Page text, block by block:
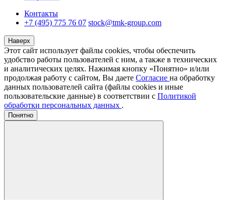
Контакты
+7 (495) 775 76 07 stock@tmk-group.com
Наверх
Этот сайт использует файлы cookies, чтобы обеспечить
удобство работы пользователей с ним, а также в технических
и аналитических целях. Нажимая кнопку «Понятно» и/или
продолжая работу с сайтом, Вы даете Согласие на обработку
данных пользователей сайта (файлы cookies и иные
пользовательские данные) в соответствии с Политикой
обработки персональных данных .
Понятно